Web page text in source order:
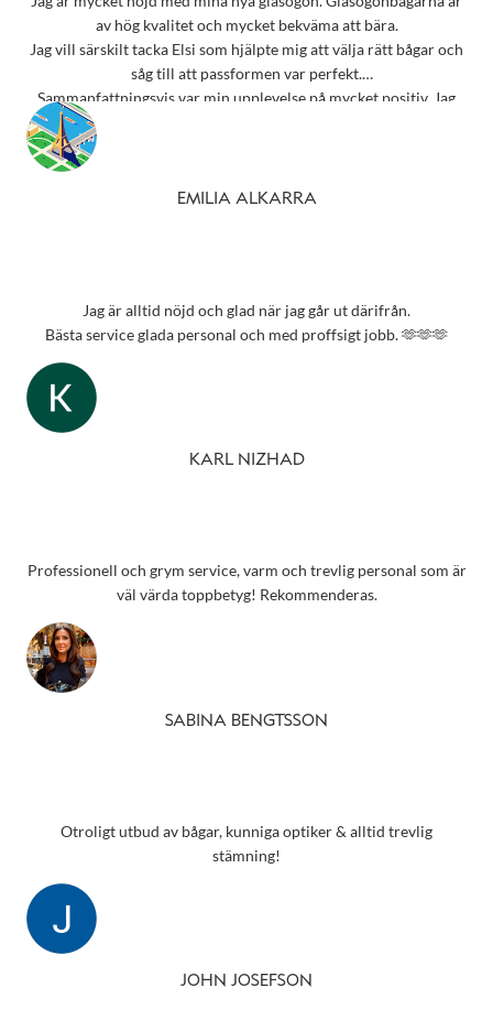
av hög kvalitet och mycket bekväma att bära.
Jag vill särskilt tacka Elsi som hjälpte mig att välja rätt bågar och
såg till att passformen var perfekt.
Sammanfattningsvis var min upplevelse på mycket positiv. Jag
rekommenderar starkt detta ställe till alla som behöver
EMILIA ALKARRA
Jag är alltid nöjd och glad när jag går ut därifrån.
Bästa service glada personal och med proffsigt jobb. 🫶🫶🫶
KARL NIZHAD
Professionell och grym service, varm och trevlig personal som är
väl värda toppbetyg! Rekommenderas.
SABINA BENGTSSON
Otroligt utbud av bågar, kunniga optiker & alltid trevlig
stämning!
JOHN JOSEFSON